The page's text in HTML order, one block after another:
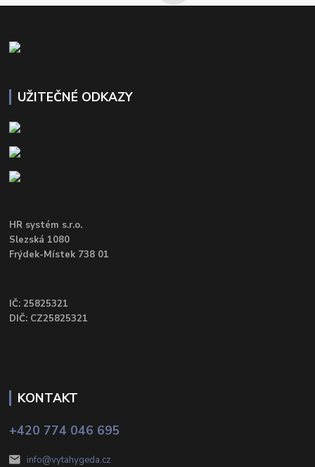
UŽITEČNÉ ODKAZY
HR systém s.r.o.
Slezská 1080
Frýdek-Místek 738 01
IČ: 25825321
DIČ: CZ25825321
KONTAKT
+420 774 046 695
info@vytahygeda.cz